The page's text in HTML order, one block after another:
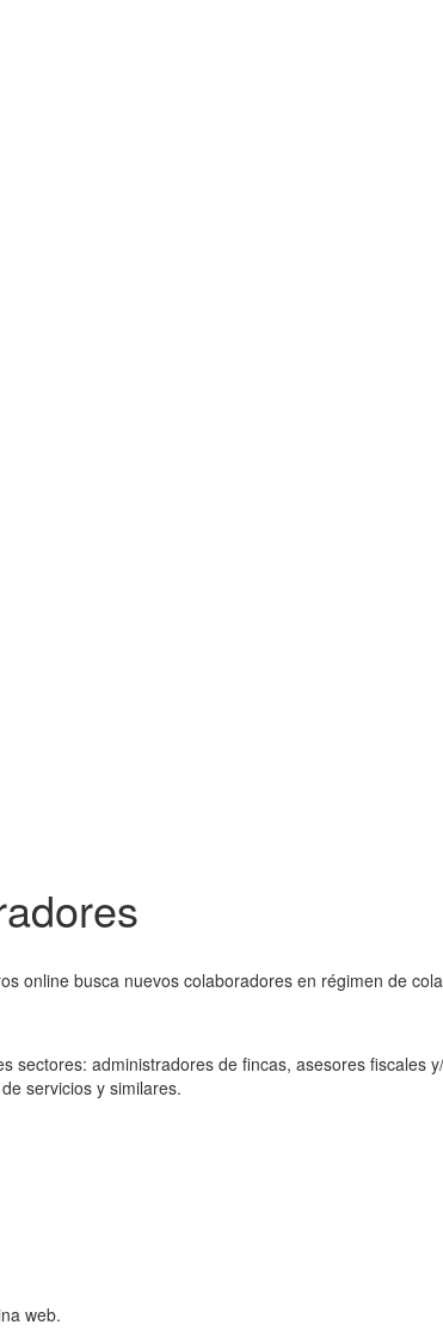
online busca nuevos colaboradores en régimen de
sectores: administradores de fincas, asesores fiscales
servicios y similares.
web.